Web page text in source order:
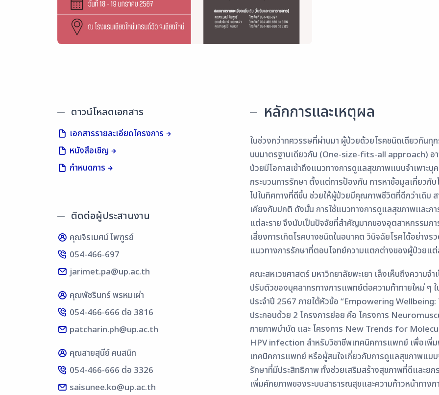
ดาวน์โหลดเอกสาร
เอกสารรายละเอียดโครงการ
หนังสือเชิญ
กำหนดการ
ติดต่อผู้ประสานงาน
คุณจิรเมศน์ ไพฑูรย์
054-466-697
jarimet.pa@up.ac.th
คุณพัชรินทร์ พรหมเผ่า
054-466-666 ต่อ 3816
patcharin.ph@up.ac.th
คุณสายสุนีย์ คนสนิท
054-466-666 ต่อ 3326
saisunee.ko@up.ac.th
หลักการและเหตุผล
ในช่วงกว่าทศวรรษที่ผ่านมา ผู้ป่วยด้วยโรคชนิดเดียวกันทุ
บนมาตรฐานเดียวกัน (One-size-fits-all approach) อ
ป่วยมีโอกาสเข้าถึงแนวทางการดูแลสุขภาพแบบจำเพา
กระบวนการรักษา ตั้งแต่การป้องกัน การหาข้อมูลเกี่ยวกั
ไปในทิศทางที่ดีขึ้น ช่วยให้ผู้ป่วยมีคุณภาพชีวิตที่ดีกว่าเดิม ส
เคียงกับปกติ ดังนั้น การใช้แนวทางการดูแลสุขภาพและ
แต่ละราย จึงนับเป็นปัจจัยที่สำคัญมากของอุตสาหกรรมก
เสี่ยงการเกิดโรคบางชนิดในอนาคต วินิจฉัยโรคได้อย่าง
แนวทางการรักษาที่ตอบโจทย์ความแตกต่างของผู้ป่วยแต่
คณะสหเวชศาสตร์ มหาวิทยาลัยพะเยา เล็งเห็นถึงความจ
ปรับตัวของบุคลากรทางการแพทย์ต่อความท้าทายใหม่ ๆ
ประจำปี 2567 ภายใต้หัวข้อ “Empowering
ประกอบด้วย 2 โครงการย่อย คือ โครงการ
กายภาพบำบัด และ โครงการ New Trends for
HPV infection สำหรับวิชาชีพเทคนิคการแพทย์ เพื่อเพิ่
เทคนิคการแพทย์ หรือผู้สนใจเกี่ยวกับการดูแลสุขภาพแบบ
รักษาที่มีประสิทธิภาพ ทั้งช่วยเสริมสร้างสุขภาพที่ดีและย
เพิ่มศักยภาพของระบบสาธารณสุขและความก้าวหน้าทาง